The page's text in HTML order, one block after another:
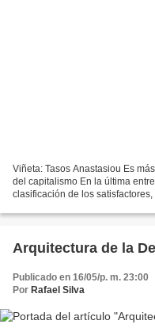
Viñeta: Tasos Anastasiou Es
del capitalismo En la última
clasificación de los
Arquitectura de la
Publicado en 16/05/p. m. 23:00
Por Rafael Silva